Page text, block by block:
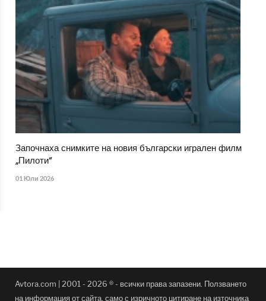
Започнаха снимките на новия български игрален филм
„Пилоти“
01 Юли 2026
Avtora.com | 2001 - 2026 ® - всички права запазени. Ползването
на информация от сайта, само с изричното цитиране на източника